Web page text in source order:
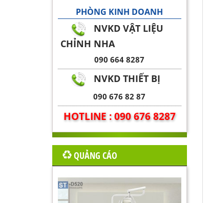
PHÒNG KINH DOANH
NVKD VẬT LIỆU
CHỈNH NHA
090 664 8287
NVKD THIẾT BỊ
090 676 82 87
HOTLINE : 090 676 8287
QUẢNG CÁO